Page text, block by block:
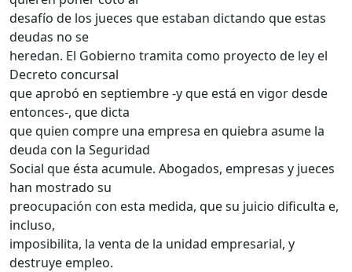
desafío de los jueces que estaban dictando que estas
deudas no se
heredan. El Gobierno tramita como proyecto de ley el
Decreto concursal
que aprobó en septiembre -y que está en vigor desde
entonces-, que dicta
que quien compre una empresa en quiebra asume la
deuda con la Seguridad
Social que ésta acumule. Abogados, empresas y jueces
han mostrado su
preocupación con esta medida, que su juicio dificulta e,
incluso,
imposibilita, la venta de la unidad empresarial, y
destruye empleo.